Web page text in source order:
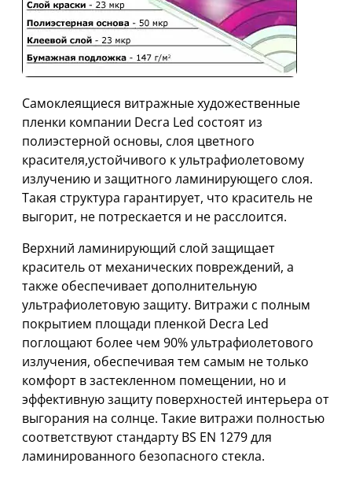
Самоклеящиеся витражные художественные
пленки компании Decra Led состоят из
полиэстерной основы, слоя цветного
красителя,устойчивого к ультрафиолетовому
излучению и защитного ламинирующего слоя.
Такая структура гарантирует, что краситель не
выгорит, не потрескается и не расслоится.
Верхний ламинирующий слой защищает
краситель от механических повреждений, а
также обеспечивает дополнительную
ультрафиолетовую защиту. Витражи с полным
покрытием площади пленкой Decra Led
поглощают более чем 90% ультрафиолетового
излучения, обеспечивая тем самым не только
комфорт в застекленном помещении, но и
эффективную защиту поверхностей интерьера от
выгорания на солнце. Такие витражи полностью
соответствуют стандарту BS EN 1279 для
ламинированного безопасного стекла.